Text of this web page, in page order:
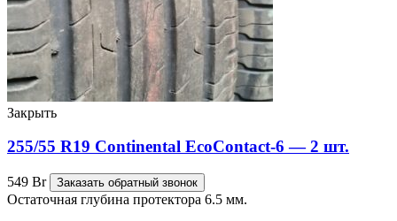
Закрыть
255/55 R19 Continental EcoContact-6 — 2 шт.
549 Br Заказать обратный звонок
Остаточная глубина протектора 6.5 мм.